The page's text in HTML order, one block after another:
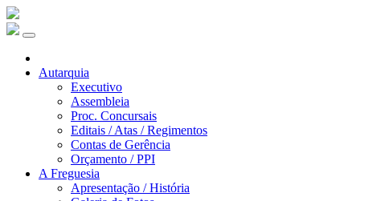
Autarquia
Executivo
Assembleia
Proc. Concursais
Editais / Atas / Regimentos
Contas de Gerência
Orçamento / PPI
A Freguesia
Apresentação / História